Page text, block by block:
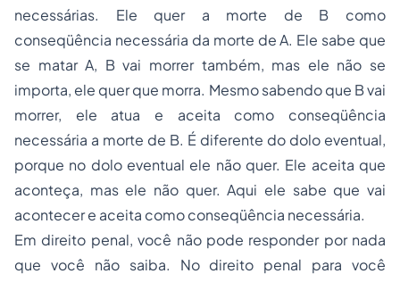
necessárias. Ele quer a morte de B como
conseqüência necessária da morte de A. Ele sabe que
se matar A, B vai morrer também, mas ele não se
importa, ele quer que morra. Mesmo sabendo que B vai
morrer, ele atua e aceita como conseqüência
necessária a morte de B. É diferente do dolo eventual,
porque no dolo eventual ele não quer. Ele aceita que
aconteça, mas ele não quer. Aqui ele sabe que vai
acontecer e aceita como conseqüência necessária.
Em direito penal, você não pode responder por nada
que você não saiba. No direito penal para você